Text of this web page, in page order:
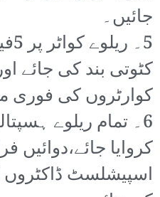
جائیں۔
کٹوتی بند کی جائے
کوارٹروں کی فوری
6۔ تمام ریلوے
کروایا جائے،دوائیں
اسپیشلسٹ